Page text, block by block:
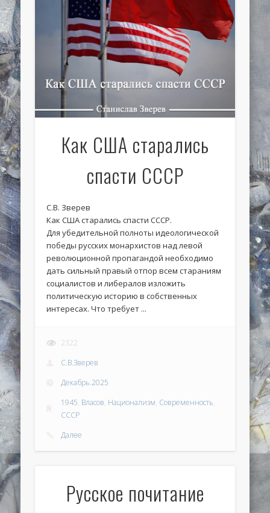
Как США старались
спасти СССР
С.В. Зверев
Как США старались спасти СССР.
Для убедительной полноты идеологической
победы русских монархистов над левой
революционной пропагандой необходимо
дать сильный правый отпор всем стараниям
социалистов и либералов изложить
политическую историю в собственных
интересах. Что требует ...
2322
С.В.Зверев
Декабрь.2025
1945, Власов, Национализм, Современность,
СССР
Далее
Русское почитание